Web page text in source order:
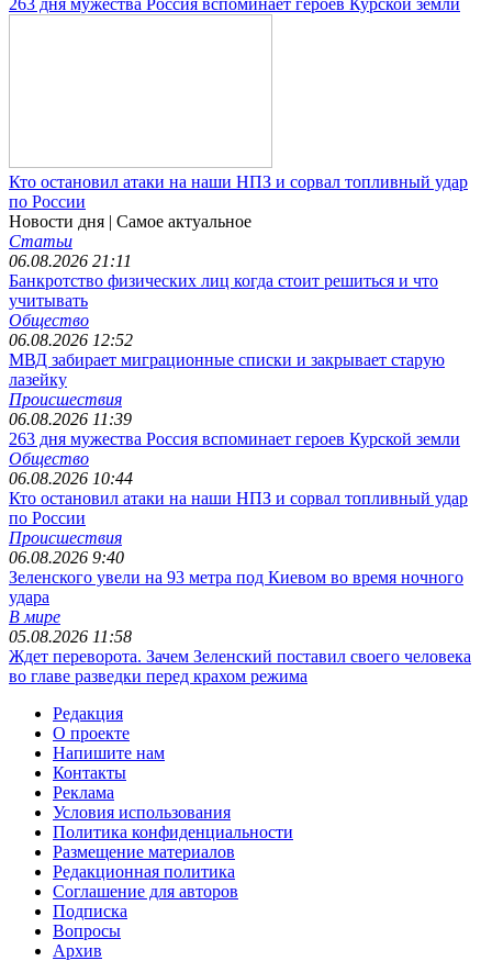
263 дня мужества Россия вспоминает героев Курской земли
Кто остановил атаки на наши НПЗ и сорвал топливный удар
по России
Новости дня | Самое актуальное
Статьи
06.08.2026 21:11
Банкротство физических лиц когда стоит решиться и что
учитывать
Общество
06.08.2026 12:52
МВД забирает миграционные списки и закрывает старую
лазейку
Происшествия
06.08.2026 11:39
263 дня мужества Россия вспоминает героев Курской земли
Общество
06.08.2026 10:44
Кто остановил атаки на наши НПЗ и сорвал топливный удар
по России
Происшествия
06.08.2026 9:40
Зеленского увели на 93 метра под Киевом во время ночного
удара
В мире
05.08.2026 11:58
Ждет переворота. Зачем Зеленский поставил своего человека
во главе разведки перед крахом режима
Редакция
О проекте
Напишите нам
Контакты
Реклама
Условия использования
Политика конфиденциальности
Размещение материалов
Редакционная политика
Соглашение для авторов
Подписка
Вопросы
Архив